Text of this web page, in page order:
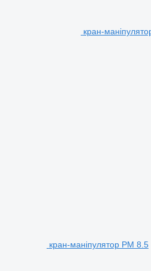
кран-
кран-маніпулятор PM 8.5